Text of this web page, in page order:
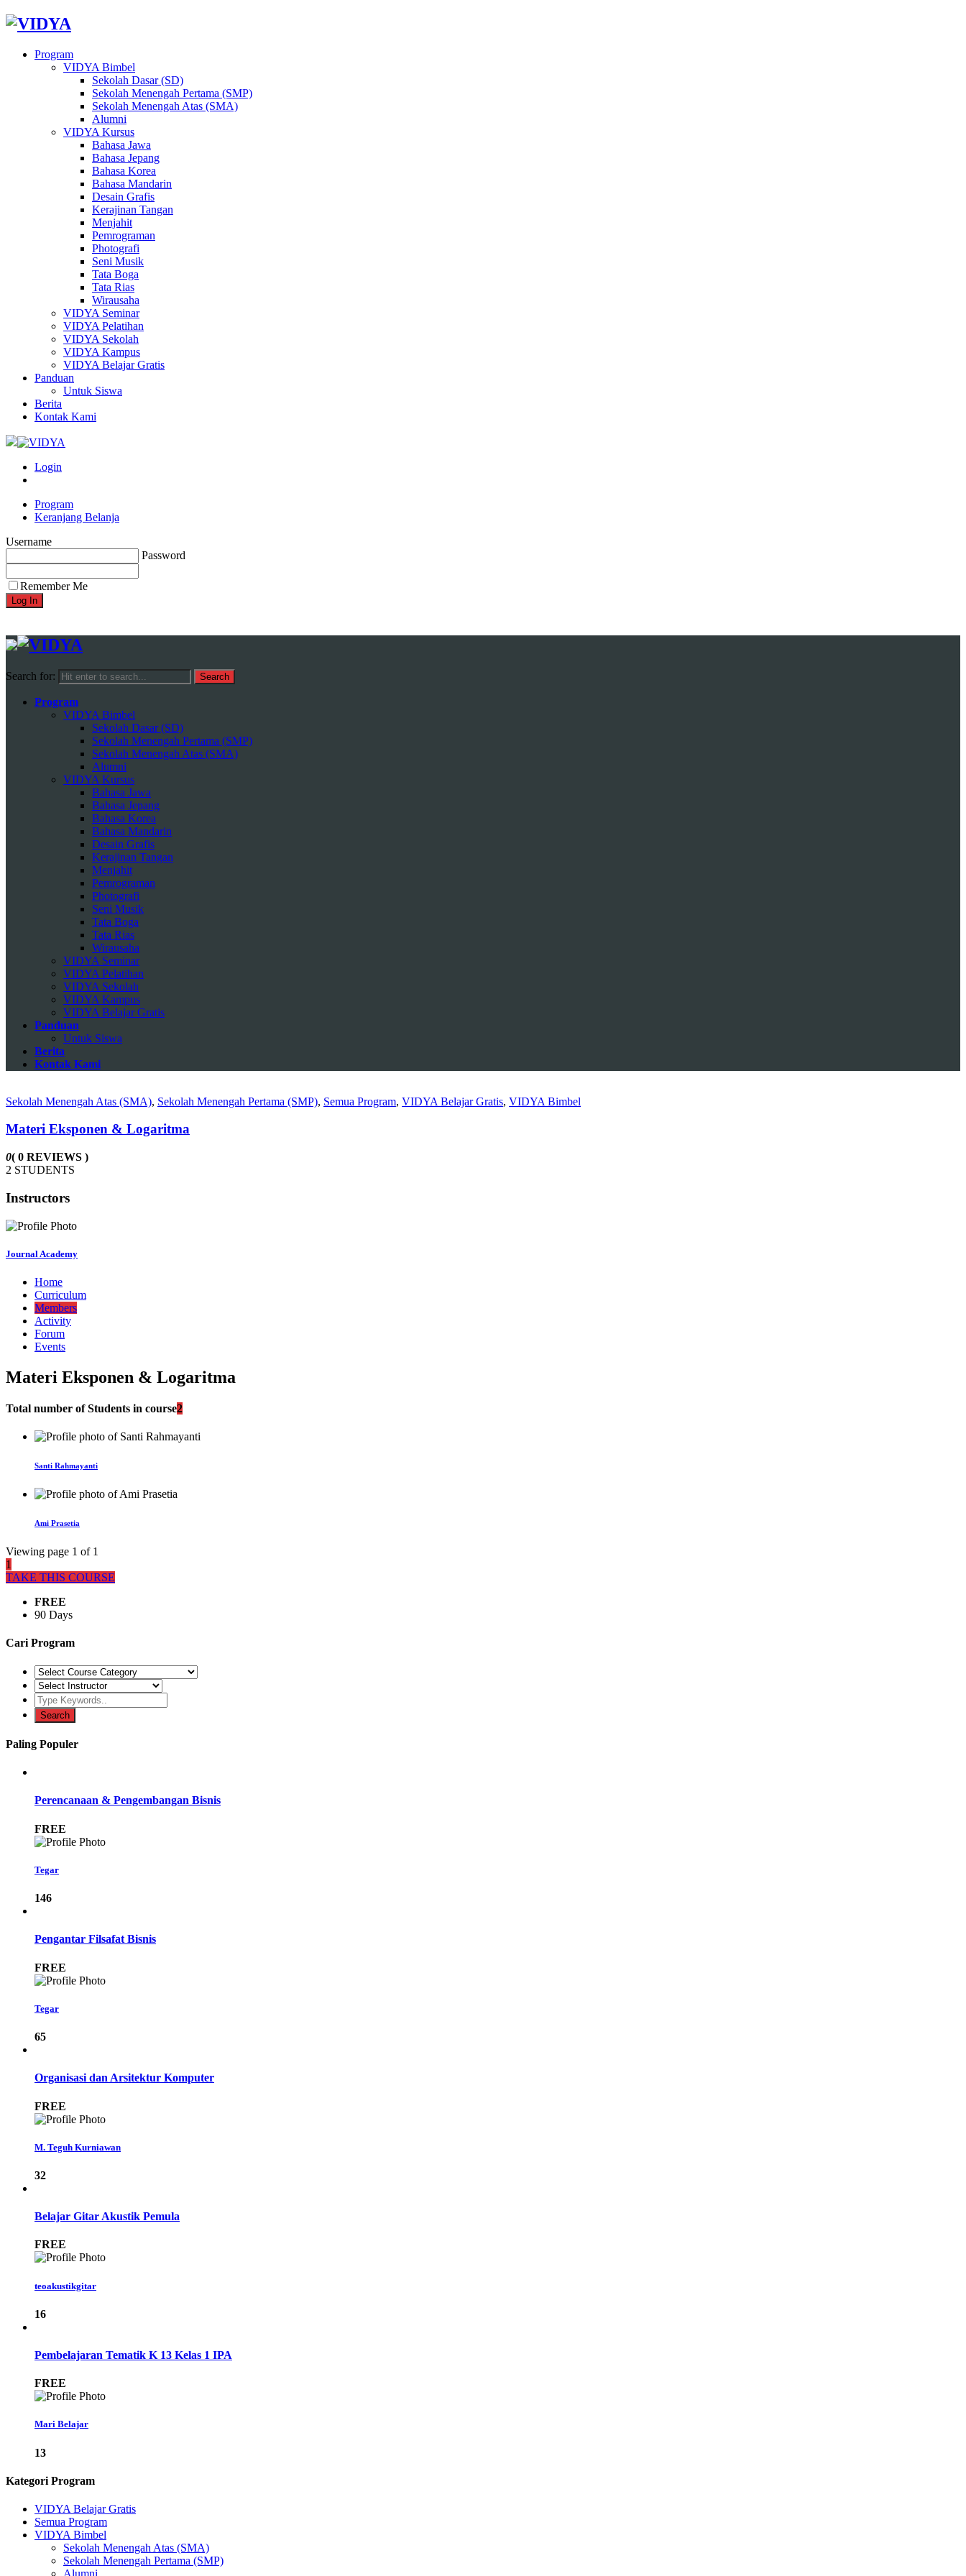
Program
VIDYA Bimbel
Sekolah Dasar (SD)
Sekolah Menengah Pertama (SMP)
Sekolah Menengah Atas (SMA)
Alumni
VIDYA Kursus
Bahasa Jawa
Bahasa Jepang
Bahasa Korea
Bahasa Mandarin
Desain Grafis
Kerajinan Tangan
Menjahit
Pemrograman
Photografi
Seni Musik
Tata Boga
Tata Rias
Wirausaha
VIDYA Seminar
VIDYA Pelatihan
VIDYA Sekolah
VIDYA Kampus
VIDYA Belajar Gratis
Panduan
Untuk Siswa
Berita
Kontak Kami
Login
Program
Keranjang Belanja
Username
Password
Remember Me
Search for:
Program
VIDYA Bimbel
Sekolah Dasar (SD)
Sekolah Menengah Pertama (SMP)
Sekolah Menengah Atas (SMA)
Alumni
VIDYA Kursus
Bahasa Jawa
Bahasa Jepang
Bahasa Korea
Bahasa Mandarin
Desain Grafis
Kerajinan Tangan
Menjahit
Pemrograman
Photografi
Seni Musik
Tata Boga
Tata Rias
Wirausaha
VIDYA Seminar
VIDYA Pelatihan
VIDYA Sekolah
VIDYA Kampus
VIDYA Belajar Gratis
Panduan
Untuk Siswa
Berita
Kontak Kami
Sekolah Menengah Atas (SMA), Sekolah Menengah Pertama (SMP), Semua Program, VIDYA Belajar Gratis, VIDYA Bimbel
Materi Eksponen & Logaritma
0( 0 REVIEWS )
2 STUDENTS
Instructors
Journal Academy
Home
Curriculum
Members
Activity
Forum
Events
Materi Eksponen & Logaritma
Total number of Students in course2
Santi Rahmayanti
Ami Prasetia
Viewing page 1 of 1
1
TAKE THIS COURSE
FREE
90 Days
Cari Program
Paling Populer
Perencanaan & Pengembangan Bisnis
FREE
Tegar
146
Pengantar Filsafat Bisnis
FREE
Tegar
65
Organisasi dan Arsitektur Komputer
FREE
M. Teguh Kurniawan
32
Belajar Gitar Akustik Pemula
FREE
teoakustikgitar
16
Pembelajaran Tematik K 13 Kelas 1 IPA
FREE
Mari Belajar
13
Kategori Program
VIDYA Belajar Gratis
Semua Program
VIDYA Bimbel
Sekolah Menengah Atas (SMA)
Sekolah Menengah Pertama (SMP)